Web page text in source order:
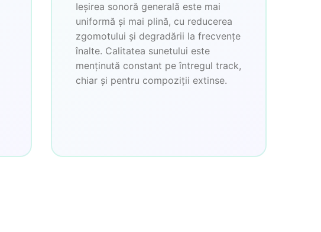
Ieșirea sonoră generală este mai
uniformă și mai plină, cu reducerea
zgomotului și degradării la frecvențe
înalte. Calitatea sunetului este
menținută constant pe întregul track,
chiar și pentru compoziții extinse.